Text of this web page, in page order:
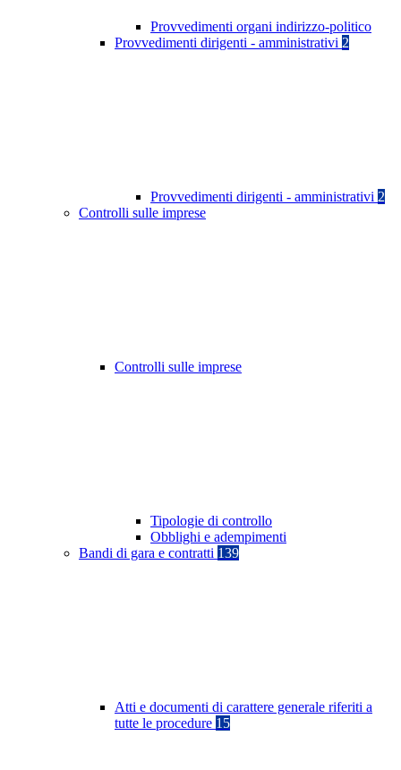
Provvedimenti organi indirizzo-politico
Provvedimenti dirigenti - amministrativi 2
Provvedimenti dirigenti - amministrativi 2
Controlli sulle imprese
Controlli sulle imprese
Tipologie di controllo
Obblighi e adempimenti
Bandi di gara e contratti 139
Atti e documenti di carattere generale riferiti a
tutte le procedure 15